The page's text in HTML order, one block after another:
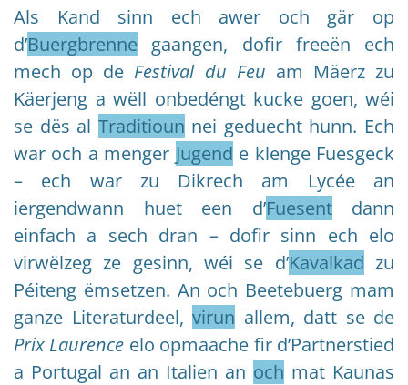
Als Kand sinn ech awer och gär op
d’Buergbrenne gaangen, dofir freeën ech
mech op de Festival du Feu am Mäerz zu
Käerjeng a wëll onbedéngt kucke goen, wéi
se dës al Traditioun nei geduecht hunn. Ech
war och a menger Jugend e klenge Fuesgeck
– ech war zu Dikrech am Lycée an
iergendwann huet een d’Fuesentdann
einfach a sech dran – dofir sinn ech elo
virwëlzeg ze gesinn, wéi se d’Kavalkad zu
Péiteng ëmsetzen. An och Beetebuerg mam
ganze Literaturdeel, virun allem, datt se de
Prix Laurence elo opmaache fir d’Partnerstied
a Portugal an an Italien an och mat Kaunas